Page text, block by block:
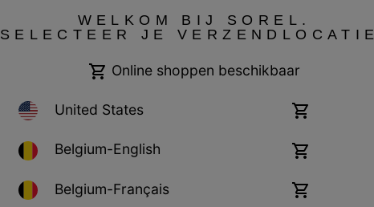
WELKOM BIJ SOREL.
SELECTEER JE
Online shoppen beschikbaar
United States
Online
beschikbaar
Belgium-English
Online
beschikbaar
Belgium-Français
Online